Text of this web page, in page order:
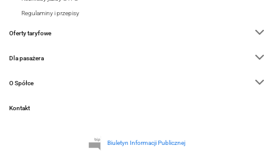
Regulaminy i przepisy
Oferty taryfowe
Dla pasażera
O Spółce
Kontakt
Biuletyn Informacji Publicznej